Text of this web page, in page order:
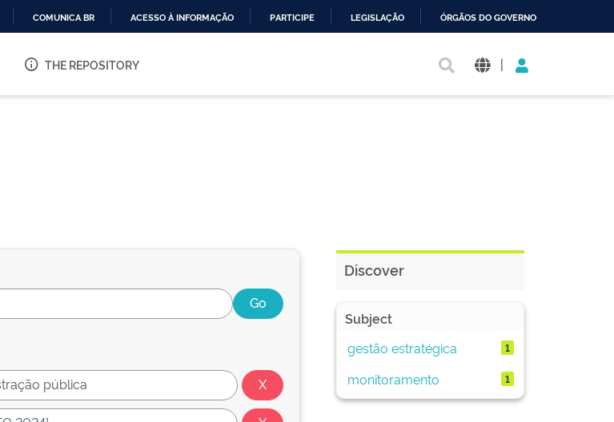
O
COMUNICA BR ACESSO À INFORMAÇÃO PARTICIPE LEGISLAÇÃO ÓRGÃOS DO GOVERNO
THE REPOSITORY |
Discover
Subject
gestão estratégica
1
monitoramento 1